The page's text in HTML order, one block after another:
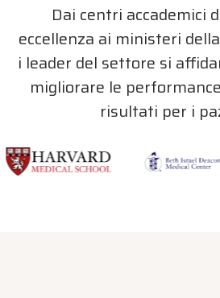
Dai centri accademici
eccellenza ai ministeri
i leader del settore si
migliorare le
risultati per i